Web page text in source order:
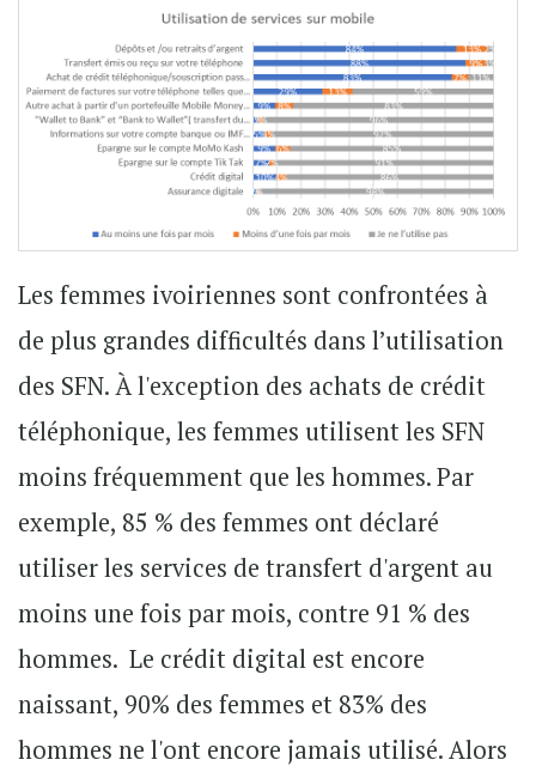
Les femmes ivoiriennes sont confrontées à
de plus grandes difficultés dans l’utilisation
des SFN. À l'exception des achats de crédit
téléphonique, les femmes utilisent les SFN
moins fréquemment que les hommes. Par
exemple, 85 % des femmes ont déclaré
utiliser les services de transfert d'argent au
moins une fois par mois, contre 91 % des
hommes. Le crédit digital est encore
naissant, 90% des femmes et 83% des
hommes ne l'ont encore jamais utilisé. Alors